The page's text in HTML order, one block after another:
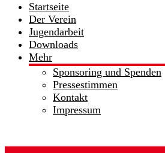
Stadtkapelle
Eppingen
e.V.
Startseite
Der Verein
Jugendarbeit
Downloads
Mehr
Sponsoring und Spenden
Pressestimmen
Kontakt
Impressum